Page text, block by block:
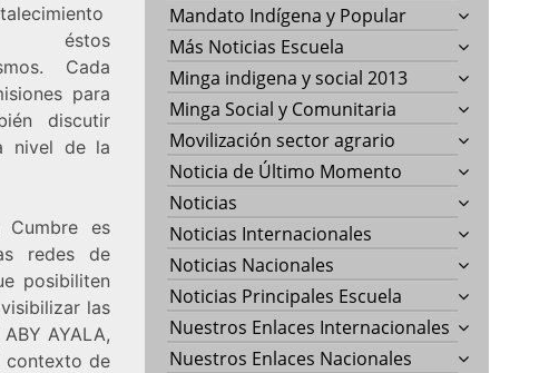
éstos
Cada
para
discutir
nivel de la
es
redes de
posibiliten
las
AYALA,
contexto de
Mandato Indígena y Popular
Más Noticias Escuela
Minga indigena y social 2013
Minga Social y Comunitaria
Movilización sector agrario
Noticia de Último Momento
Noticias
Noticias Internacionales
Noticias Nacionales
Noticias Principales Escuela
Nuestros Enlaces Internacionales
Nuestros Enlaces Nacionales